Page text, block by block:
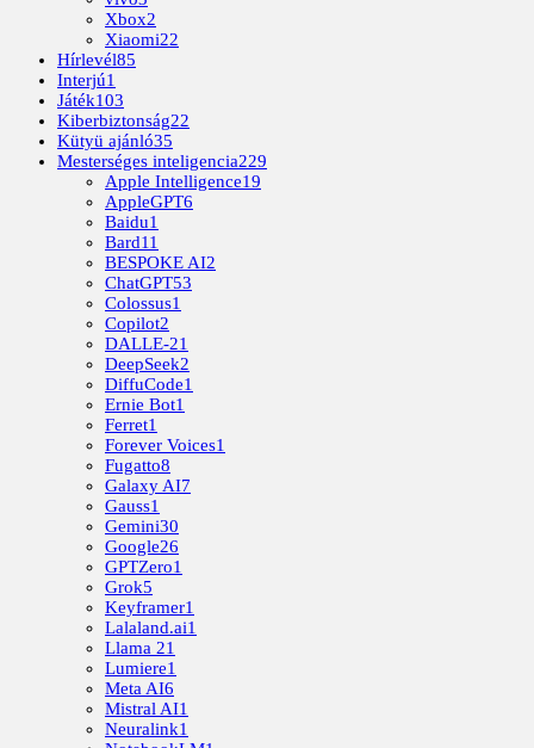
Xbox2
Xiaomi22
Hírlevél85
Interjú1
Játék103
Kiberbiztonság22
Kütyü ajánló35
Mesterséges inteligencia229
Apple Intelligence19
AppleGPT6
Baidu1
Bard11
BESPOKE AI2
ChatGPT53
Colossus1
Copilot2
DALLE-21
DeepSeek2
DiffuCode1
Ernie Bot1
Ferret1
Forever Voices1
Fugatto8
Galaxy AI7
Gauss1
Gemini30
Google26
GPTZero1
Grok5
Keyframer1
Lalaland.ai1
Llama 21
Lumiere1
Meta AI6
Mistral AI1
Neuralink1